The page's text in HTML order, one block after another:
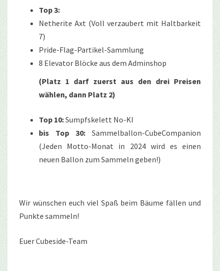
Top 3:
Netherite Axt (Voll verzaubert mit Haltbarkeit
7)
Pride-Flag-Partikel-Sammlung
8 Elevator Blöcke aus dem Adminshop
(Platz 1 darf zuerst aus den drei Preisen
wählen, dann Platz 2)
Top 10:Sumpfskelett No-KI
bis Top 30: Sammelballon-CubeCompanion
(Jeden Motto-Monat in 2024 wird es einen
neuen Ballon zum Sammeln geben!)
Wir wünschen euch viel Spaß beim Bäume fällen und
Punkte sammeln!
Euer Cubeside-Team